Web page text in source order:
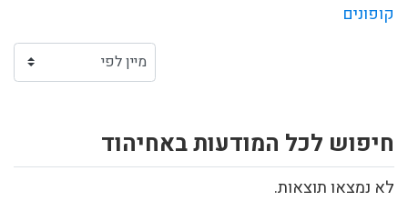
קופונים
חיפוש לכל המודעות באחיהוד
לא נמצאו תוצאות.